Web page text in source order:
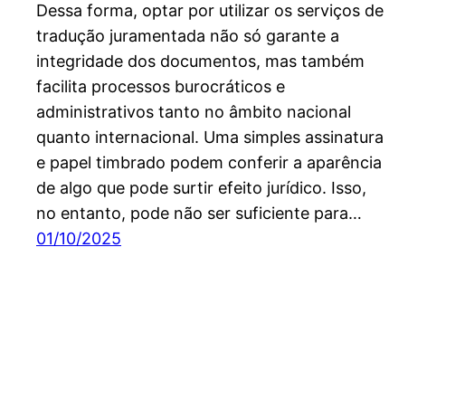
Dessa forma, optar por utilizar os serviços de
tradução juramentada não só garante a
integridade dos documentos, mas também
facilita processos burocráticos e
administrativos tanto no âmbito nacional
quanto internacional. Uma simples assinatura
e papel timbrado podem conferir a aparência
de algo que pode surtir efeito jurídico. Isso,
no entanto, pode não ser suficiente para…
01/10/2025